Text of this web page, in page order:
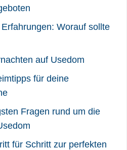
Worauf sollte
auf Usedom
für deine
Fragen rund um die
für Schritt zur perfekten